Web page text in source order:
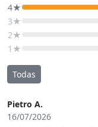
4★
3★
2★
1★
Todas
Pietro A.
16/07/2026